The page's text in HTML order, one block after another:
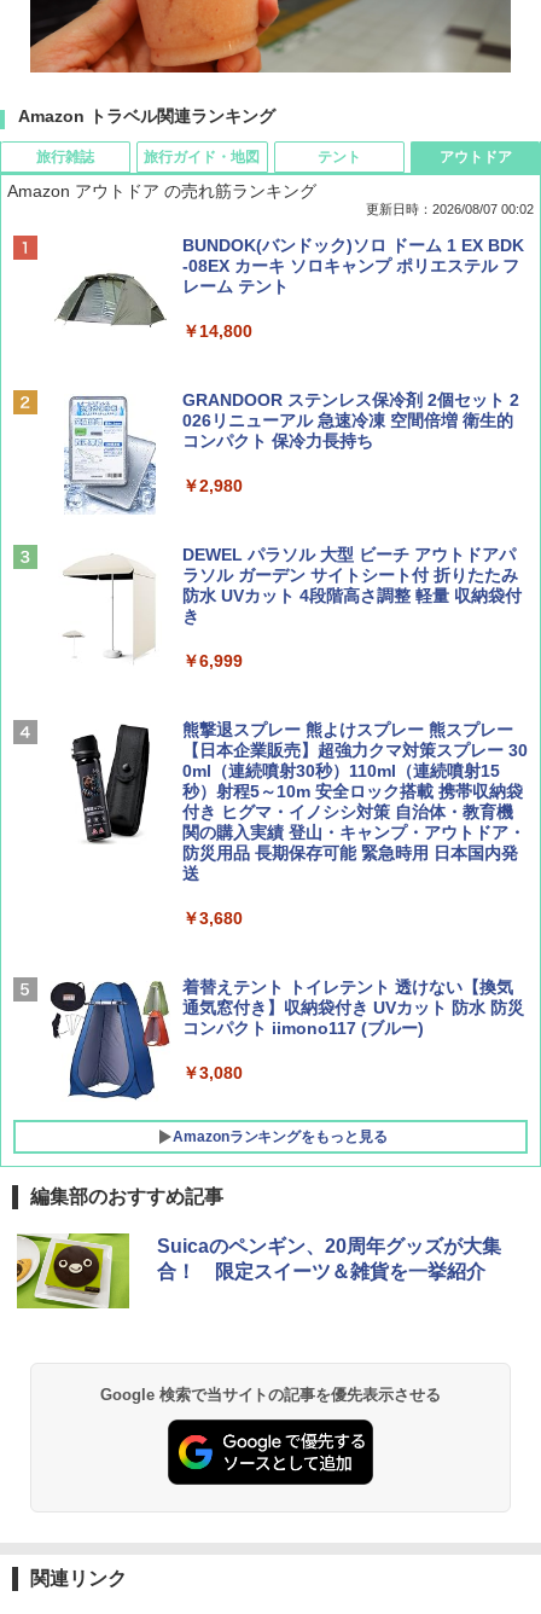
Amazon トラベル関連ランキング
旅行雑誌
ディズニーファン ２０２６年 ９月号 [雑
誌] (ＤＩＳＮＥＹ ＦＡＮ)
BE-PAL(ビ-パル) 2026年 9 月号【特別付録:
SOTO ミニマル"旅"財布 ランダム2種】
山と溪谷 2026年8月号「南アルプス大全」
￥1,540
￥1,540
AIRLINE（エアライン）2026年9月号【特
集】ボーイング110周年を祝して！
￥1,760
旅行ガイド・地図
D40 地球の歩き方 チェンマイ タイ北部の魅
力的な町 2026～2027 地球の歩き方D アジア
A09 地球の歩き方 イタリア 2026～2027 地
球の歩き方A ヨーロッパ
地球の歩き方 スター・ウォーズ
￥2,695
ァキア 2026～2027 地球の歩き方A ヨーロッ
パ
￥2,277
新しい日本地理 地図・統計・移動から読み
解く (講談社現代新書)
￥1,540
テント
[キャンパーズコレクション 山善] ポップアッ
プテント 傘みたいに広げて畳める パッとサ
ッとサンシェード キューブ フルクローズ メ
&ハイキング カーキ PATC-150(KH)
PYKES PEAK (パイクスピーク) 着替えテン
人用 折りたたみ 防災グッズ 災害用トイレ ビ
￥4,980
テント ワンタッチ RENEW 幅200 2-3人用 43
￥5,999
[キャンパーズコレクション 山善] 傘みたいに
広げるだけ パッとサッとテント ブラックコ
ーティング フルクローズ メッシュ 3-4人用
簡単設置 ポップアップテント エクルベージ
ュ(BC仕様) PATC-150B(EB)
￥9,990
[キャンパーズコレクション 山善] 傘みたいに
広げるだけ パッとサッとテント キューブワ
イドプラス ブラックコーティング フルクロ
テント PATCW-200B エクルベージュ
アウトドア
Amazon アウトドア の売れ筋ランキング
更新日時：2026/08/07 00:02
BUNDOK(バンドック)ソロ ドーム 1 EX BDK
-08EX カーキ ソロキャンプ ポリエステル フ
レーム テント
￥14,800
GRANDOOR ステンレス保冷剤 2個セット 2
026リニューアル 急速冷凍 空間倍増 衛生的
コンパクト 保冷力長持ち
￥2,980
DEWEL パラソル 大型 ビーチ アウトドアパ
ラソル ガーデン サイトシート付 折りたたみ
防水 UVカット 4段階高さ調整 軽量 収納袋付
き
￥6,999
熊撃退スプレー 熊よけスプレー 熊スプレー
【日本企業販売】超強力クマ対策スプレー 30
0ml（連続噴射30秒）110ml（連続噴射15
秒）射程5～10m 安全ロック搭載 携帯収納袋
付き ヒグマ・イノシシ対策 自治体・教育機
関の購入実績 登山・キャンプ・アウトドア・
防災用品 長期保存可能 緊急時用 日本国内発
送
￥3,680
着替えテント トイレテント 透けない【換気
通気窓付き】収納袋付き UVカット 防水 防災
コンパクト iimono117 (ブルー)
￥3,080
Amazonランキングをもっと見る
編集部のおすすめ記事
Suicaのペンギン、20周年グッズが大集
合！ 限定スイーツ＆雑貨を一挙紹介
Google 検索で当サイトの記事を優先表示させる
関連リンク